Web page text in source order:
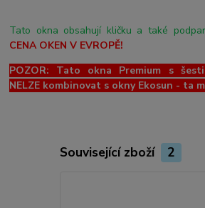
Tato okna obsahují kličku a také
CENA OKEN V EVROPĚ!
POZOR: Tato okna Premium s
NELZE kombinovat s okny Ekosun - ta
Související zboží 2